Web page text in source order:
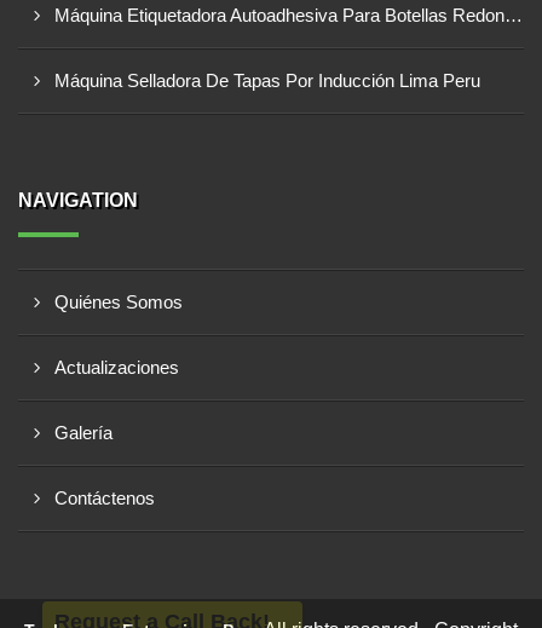
Máquina Etiquetadora Autoadhesiva Para Botellas Redondas Arequipa Peru
Máquina Selladora De Tapas Por Inducción Lima Peru
NAVIGATION
Quiénes Somos
Actualizaciones
Galería
Contáctenos
Request a Call Back!